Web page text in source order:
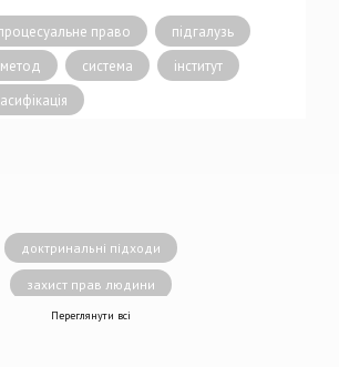
право
підгалузь
метод система
інститут
доктринальні підходи
захист прав людини
децентралізація влади
Переглянути всі